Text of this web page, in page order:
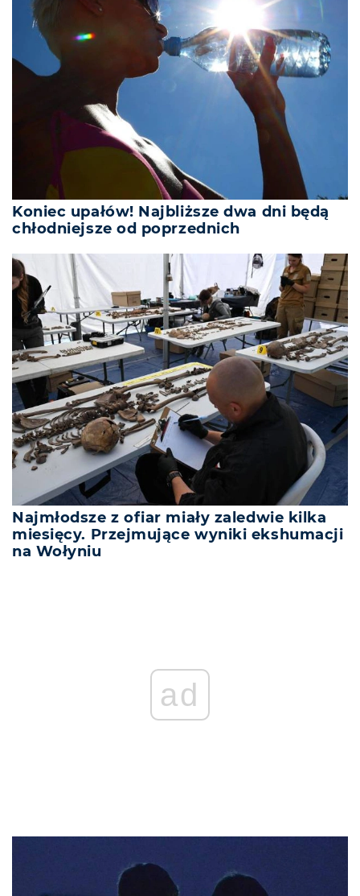
Koniec upałów! Najbliższe dwa dni będą
chłodniejsze od poprzednich
Najmłodsze z ofiar miały zaledwie kilka
miesięcy. Przejmujące wyniki ekshumacji
na Wołyniu
ad